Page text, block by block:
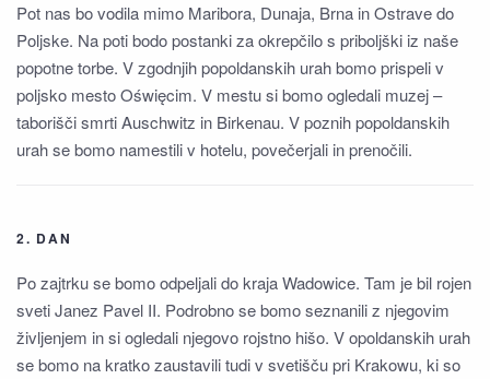
Pot nas bo vodila mimo Maribora, Dunaja, Brna in Ostrave do
Poljske. Na poti bodo postanki za okrepčilo s priboljški iz naše
popotne torbe. V zgodnjih popoldanskih urah bomo prispeli v
poljsko mesto Oświęcim. V mestu si bomo ogledali muzej –
taborišči smrti Auschwitz in Birkenau. V poznih popoldanskih
urah se bomo namestili v hotelu, povečerjali in prenočili.
2. DAN
Po zajtrku se bomo odpeljali do kraja Wadowice. Tam je bil rojen
sveti Janez Pavel II. Podrobno se bomo seznanili z njegovim
življenjem in si ogledali njegovo rojstno hišo. V opoldanskih urah
se bomo na kratko zaustavili tudi v svetišču pri Krakowu, ki so